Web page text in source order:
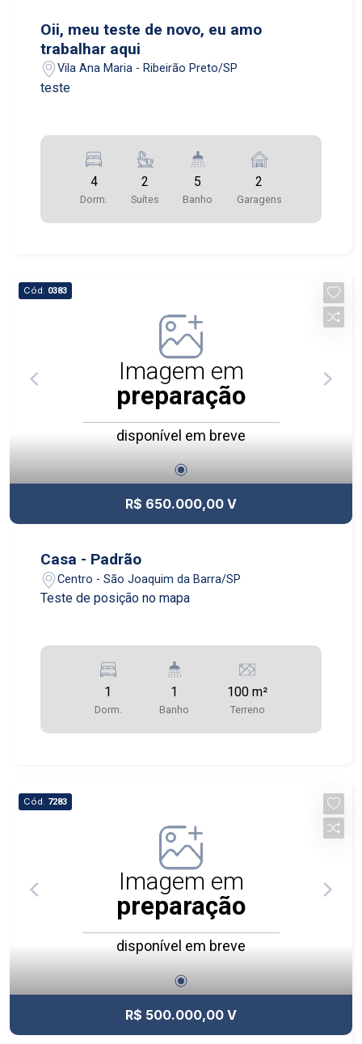
Oii, meu teste de novo, eu amo
trabalhar aqui
Vila Ana Maria - Ribeirão Preto/SP
teste
4
Dorm.
2
Suítes
5
Banho
2
Garagens
Cód. 0383
Imagem em
preparação
disponível em breve
R$ 650.000,00 V
Casa - Padrão
Centro - São Joaquim da Barra/SP
Teste de posição no mapa
1
Dorm.
1
Banho
100 m²
Terreno
Cód. 7283
Imagem em
preparação
disponível em breve
R$ 500.000,00 V